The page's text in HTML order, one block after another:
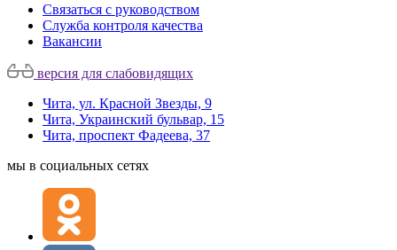
Связаться с руководством
Служба контроля качества
Вакансии
версия для слабовидящих
Чита, ул. Красной Звезды, 9
Чита, Украинский бульвар, 15
Чита, проспект Фадеева, 37
мы в социальных сетях